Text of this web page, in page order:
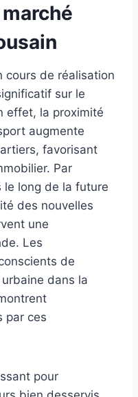
cours de réalisation
sur le
effet, la proximité
augmente
favorisant
Par
le long de la future
des nouvelles
une
Les
de
dans la
par ces
pour